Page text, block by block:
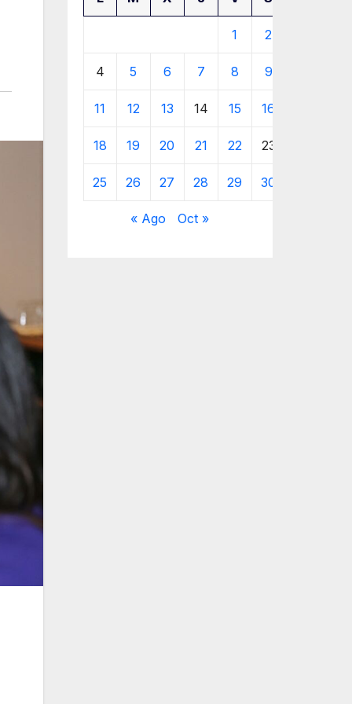
1 2
4 5 6 7 8 9
11 12 13 14 15 16
18 19 20 21 22 23
25 26 27 28 29 30
« Ago Oct »